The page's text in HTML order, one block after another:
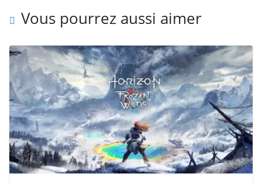
Vous pourrez aussi aimer